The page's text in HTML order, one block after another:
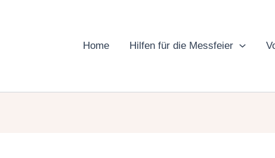
Home Hilfen für die Messfeier